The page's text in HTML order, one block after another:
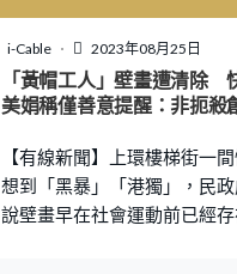
們管理的其他停車場裏面再
是成本亦可控制，因為如果
期使用的話也可以租賃，而
分成本，所以是非常方便的
建這種垂直循環停車場，它
i-Cable 2023年08月25日
「黃帽工人」壁畫遭清除
美娟稱僅善意提醒：非扼殺
【有線新聞】上環樓梯街一
想到「黑暴」「港獨」，民
說壁畫早在社會運動前已經